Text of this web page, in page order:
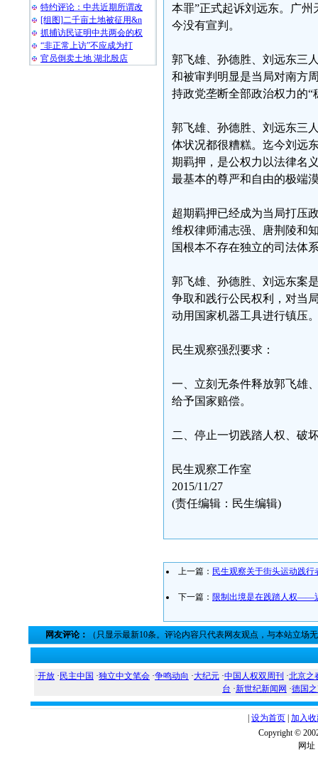
特约评论：中共近期所谓改
[组图]二千亩土地被征用&n
抓捕访民证明中共两会的权
“非正常上访”不应成为打
官员倒卖土地 湖北殷店
本罪”正式起诉刘远东。广州
今没有宣判。
郭飞雄、孙德胜、刘远东三
和被审判明显是当局对南方
持政党垄断全部政治权力的“
郭飞雄、孙德胜、刘远东三
体状况都很糟糕。迄今刘远
期羁押，是公权力以法律名
最基本的尊严和自由的极端
超期羁押已经成为当局打压
维权律师浦志强、唐荆陵和
国根本不存在独立的司法体
郭飞雄、孙德胜、刘远东案
争取和践行公民权利，对当
动用国家机器工具进行镇压
民生观察强烈要求：
一、立刻无条件释放郭飞雄
给予国家赔偿。
二、停止一切践踏人权、破
民生观察工作室
2015/11/27
(责任编辑：民生编辑)
上一篇： 民生观察关于街头运动践
下一篇： 限制出境是在践踏人权——
网友评论： （只显示最新10条。评论内容只代表网友观点，与本站立场
·开放 · 民主中国 ·独立中文笔会 ·争鸣动向 ·大纪元 ·中国人权双周刊 ·北京之
台 ·新世纪新闻网 ·德国
设为首页 加入
Copyright ©
网址